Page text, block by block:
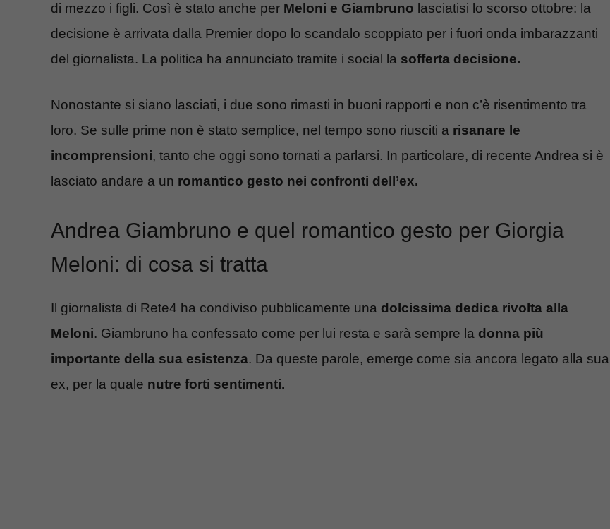
di mezzo i figli. Così è stato anche per Meloni e Giambruno lasciatisi lo scorso ottobre: la
decisione è arrivata dalla Premier dopo lo scandalo scoppiato per i fuori onda imbarazzanti
del giornalista. La politica ha annunciato tramite i social la sofferta decisione.
Nonostante si siano lasciati, i due sono rimasti in buoni rapporti e non c’è risentimento tra
loro. Se sulle prime non è stato semplice, nel tempo sono riusciti a risanare le
incomprensioni, tanto che oggi sono tornati a parlarsi. In particolare, di recente Andrea si è
lasciato andare a un romantico gesto nei confronti dell’ex.
Andrea Giambruno e quel romantico gesto per Giorgia
Meloni: di cosa si tratta
Il giornalista di Rete4 ha condiviso pubblicamente una dolcissima dedica rivolta alla
Meloni. Giambruno ha confessato come per lui resta e sarà sempre la donna più
importante della sua esistenza. Da queste parole, emerge come sia ancora legato alla sua
ex, per la quale nutre forti sentimenti.